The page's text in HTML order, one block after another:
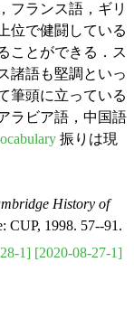
フランス語，ギリ
位で健闘している
ことができる．ス
諸語も堅調といっ
筆頭に立っている
ラビア語，中国語
振りは現
History of
CUP, 1998. 57--91.
1] [2020-08-27-1]